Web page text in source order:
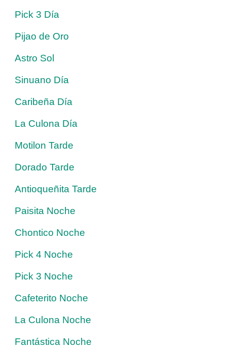
Pick 3 Día
Pijao de Oro
Astro Sol
Sinuano Día
Caribeña Día
La Culona Día
Motilon Tarde
Dorado Tarde
Antioqueñita Tarde
Paisita Noche
Chontico Noche
Pick 4 Noche
Pick 3 Noche
Cafeterito Noche
La Culona Noche
Fantástica Noche